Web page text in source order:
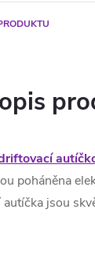
poháněna
jsou